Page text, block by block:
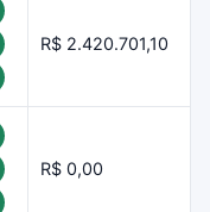
R$ 2.420.701,10
R$ 0,00